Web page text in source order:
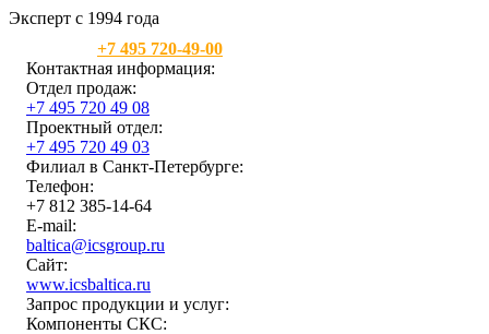
Эксперт с 1994 года
+7 495 720-49-00
Контактная информация:
Отдел продаж:
+7 495 720 49 08
Проектный отдел:
+7 495 720 49 03
Филиал в Санкт-Петербурге:
Телефон:
+7 812 385-14-64
E-mail:
baltica@icsgroup.ru
Сайт:
www.icsbaltica.ru
Запрос продукции и услуг:
Компоненты СКС: